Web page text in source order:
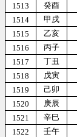
1513
癸酉
1514
甲戌
1515
乙亥
1516
丙子
1517
丁丑
1518
戊寅
1519
己卯
1520
庚辰
1521
辛巳
1522
壬午